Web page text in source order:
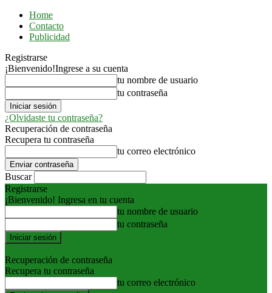
Home
Contacto
Publicidad
Registrarse
¡Bienvenido!Ingrese a su cuenta
tu nombre de usuario
tu contraseña
¿Olvidaste tu contraseña?
Recuperación de contraseña
Recupera tu contraseña
tu correo electrónico
Buscar
Registrarse
¡Bienvenido! Ingresa en tu cuenta
tu nombre de usuario
tu contraseña
Recuperación de contraseña
Recupera tu contraseña
tu correo electrónico